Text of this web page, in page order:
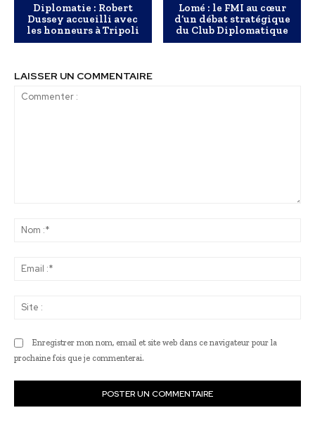
Diplomatie : Robert
Dussey accueilli avec
les honneurs à Tripoli
Lomé : le FMI au cœur
d’un débat stratégique
du Club Diplomatique
LAISSER UN COMMENTAIRE
Enregistrer mon nom, email et site web dans ce navigateur pour la
prochaine fois que je commenterai.